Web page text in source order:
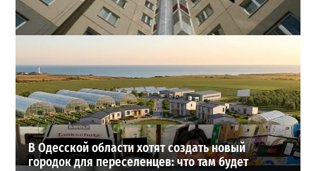
мужчина: что известно
3
27-07-2026 в 13:47
ВИБОР РЕДАКЦИИ
В Одесской области хотят создать новый
городок для переселенцев: что там будет